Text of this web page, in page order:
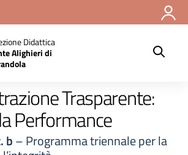
Didattica
Alighieri di
Trasparente:
Performance
b– Programma triennale per la